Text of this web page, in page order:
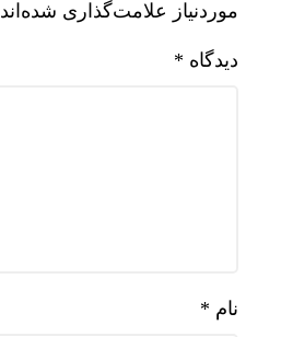
موردنیاز علامت‌گذاری شده‌اند
دیدگاه *
نام *